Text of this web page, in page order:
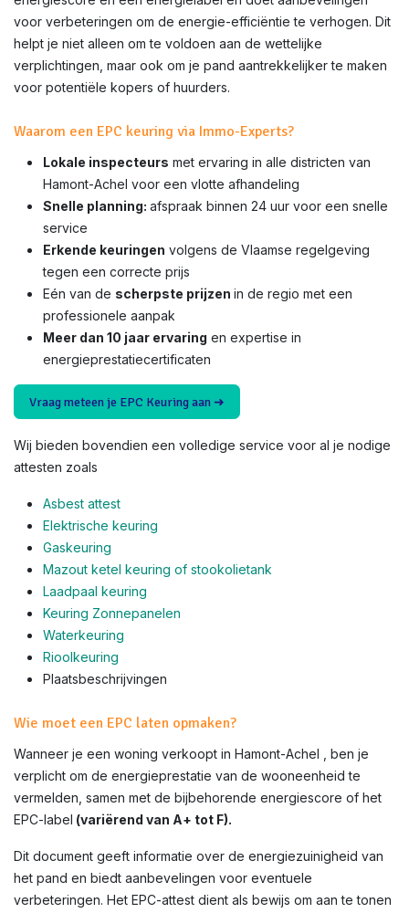
voor verbeteringen om de energie-efficiëntie te verhogen. Dit
helpt je niet alleen om te voldoen aan de wettelijke
verplichtingen, maar ook om je pand aantrekkelijker te maken
voor potentiële kopers of huurders.
Waarom een EPC keuring via Immo-Experts?
Lokale inspecteurs met ervaring in alle districten van
Hamont-Achel voor een vlotte afhandeling
Snelle planning: afspraak binnen 24 uur voor een snelle
service
Erkende keuringen volgens de Vlaamse regelgeving
tegen een correcte prijs
Eén van de scherpste prijzen in de regio met een
professionele aanpak
Meer dan 10 jaar ervaring en expertise in
energieprestatiecertificaten
Vraag meteen je EPC Keuring aan ➜
Wij bieden bovendien een volledige service voor al je nodige
attesten zoals
Asbest attest
Elektrische keuring
Gaskeuring
Mazout ketel keuring of stookolietank
Laadpaal keuring
Keuring Zonnepanelen
Waterkeuring
Rioolkeuring
Plaatsbeschrijvingen
Wie moet een EPC laten opmaken?
Wanneer je een woning verkoopt in Hamont-Achel , ben je
verplicht om de energieprestatie van de wooneenheid te
vermelden, samen met de bijbehorende energiescore of het
EPC-label (variërend van A+ tot F).
Dit document geeft informatie over de energiezuinigheid van
het pand en biedt aanbevelingen voor eventuele
verbeteringen. Het EPC-attest dient als bewijs om aan te tonen